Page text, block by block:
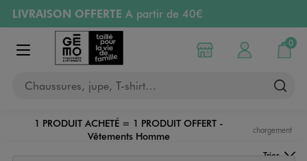
Aller au contenu principal
Aller à la navigation
LIVRAISON OFFERTE A partir de 40€
RETRAIT ET LIVRAISON OFFERTE
en magasin
PAYEZ EN 3x SANS FRAIS
Retours OFFERTS
pendant 30 jours
Afficher le menu
Chaussures, jupe, T-shirt…
Choisir mon magasin
Mon compte
0
Mon
1 PRODUIT ACHETÉ = 1 PRODUIT OFFERT -
Vêtements Homme
chargement
Trier